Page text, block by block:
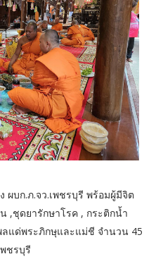
บก.ภ.จว.เพชรบุรี พร้อมผู้มีจิต
,ชุดยารักษาโรค , กระติกน้ำ
ลแด่พระภิกษุและแม่ชี จำนวน 45
ชรบุรี